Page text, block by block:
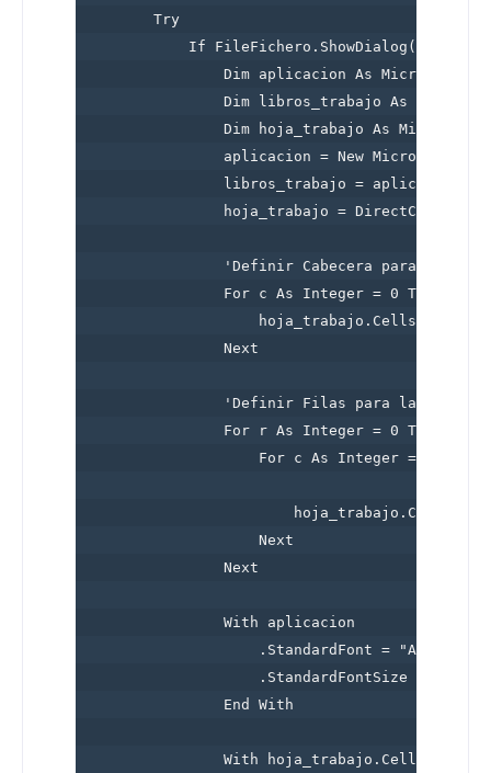
        Try
If FileFichero.ShowDialog() =
Dim aplicacion As
Dim libros_trabajo As
Dim hoja_trabajo As
aplicacion = New
libros_trabajo =
hoja_trabajo =
'Definir Cabecera para la
For c As Integer = 0 To
hoja_trabajo.Cells(1, c +
                Next
'Definir Filas para la
For r As Integer = 0 To
For c As Integer = 0 To
hoja_trabajo.Cells(r
                    Next
                Next
                With aplicacion
                    .StandardFont = "Arial"
                    .StandardFontSize = "8"
                End With
With